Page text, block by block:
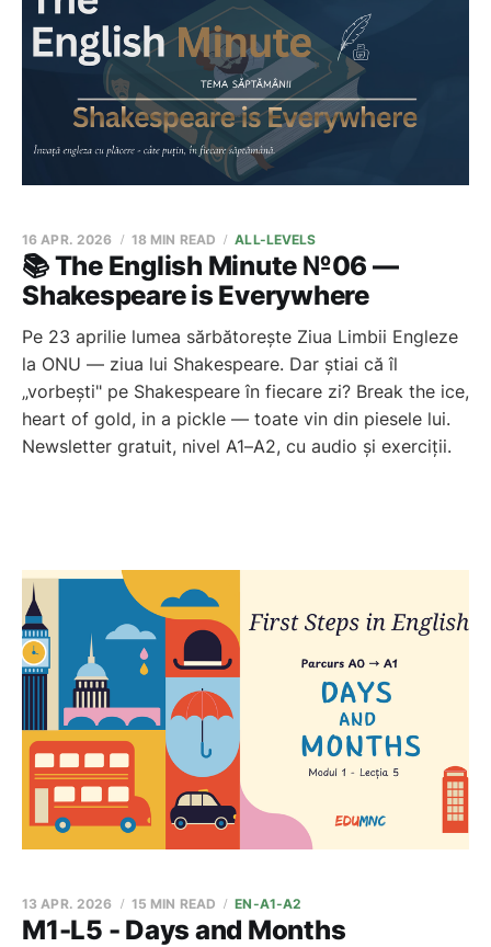
📚 The English Minute №06 —
Shakespeare is Everywhere
16 APR. 2026 18 MIN READ ALL-LEVELS
Pe 23 aprilie lumea sărbătorește Ziua Limbii Engleze
la ONU — ziua lui Shakespeare. Dar știai că îl
„vorbești" pe Shakespeare în fiecare zi? Break the ice,
heart of gold, in a pickle — toate vin din piesele lui.
Newsletter gratuit, nivel A1–A2, cu audio și exerciții.
M1-L5 - Days and Months
13 APR. 2026 15 MIN READ EN-A1-A2